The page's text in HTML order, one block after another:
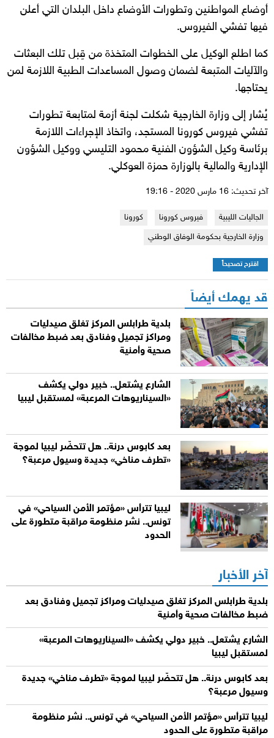
أوضاع المواطنين وتطورات الأوضاع داخل البلدان التي أعلن
فيها تفشي الفيروس.
كما اطلع الوكيل على الخطوات المتخذة من قِبل تلك البعثات
والآليات المتبعة لضمان وصول المساعدات الطبية اللازمة لمن
يحتاجها.
يُشار إلى وزارة الخارجية شكلت لجنة أزمة لمتابعة تطورات
تفشي فيروس كورونا المستجد، واتخاذ الإجراءات اللازمة
برئاسة وكيل الشؤون الفنية محمود التليسي ووكيل الشؤون
الإدارية والمالية بالوزارة حمزة العوكلي.
آخر تحديث: 16 مارس 2020 - 19:16
الجاليات الليبية فيروس كورونا
كورونا
وزارة الخارجية بحكومة الوفاق الوطني
اقترح تصحيحاً
قد يهمك أيضاً
بلدية طرابلس المركز تغلق صيدليات
ومراكز تجميل وفنادق بعد ضبط مخالفات
صحية وأمنية
الشارع يشتعل.. خبير دولي يكشف
«السيناريوهات المرعبة» لمستقبل ليبيا
بعد كابوس درنة.. هل تتحضّر ليبيا لموجة
«تطرف مناخي» جديدة وسيول مرعبة؟
ليبيا تترأس «مؤتمر الأمن السياحي» في
تونس.. نشر منظومة مراقبة متطورة على
الحدود
آخر الأخبار
بلدية طرابلس المركز تغلق صيدليات ومراكز تجميل وفنادق بعد
ضبط مخالفات صحية وأمنية
الشارع يشتعل.. خبير دولي يكشف «السيناريوهات المرعبة»
لمستقبل ليبيا
بعد كابوس درنة.. هل تتحضّر ليبيا لموجة «تطرف مناخي» جديدة
وسيول مرعبة؟
ليبيا تترأس «مؤتمر الأمن السياحي» في تونس.. نشر منظومة
مراقبة متطورة على الحدود